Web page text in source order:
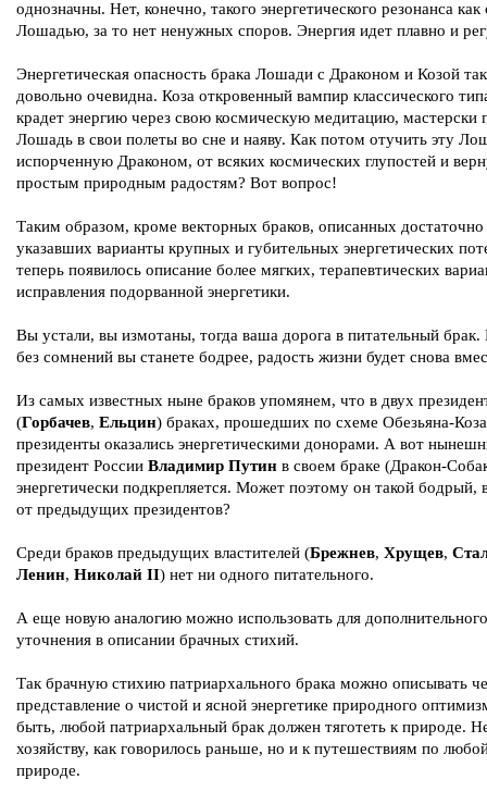
однозначны. Нет, конечно, такого энергетического резонанса как
Лошадью, за то нет ненужных споров. Энергия идет плавно и
Энергетическая опасность брака Лошади с Драконом и Козой
довольно очевидна. Коза откровенный вампир классического
крадет энергию через свою космическую медитацию, мастерски
Лошадь в свои полеты во сне и наяву. Как потом отучить эту
испорченную Драконом, от всяких космических глупостей и
простым природным радостям? Вот вопрос!
Таким образом, кроме векторных браков, описанных достаточно
указавших варианты крупных и губительных энергетических
теперь появилось описание более мягких, терапевтических
исправления подорванной энергетики.
Вы устали, вы измотаны, тогда ваша дорога в питательный брак.
без сомнений вы станете бодрее, радость жизни будет снова
Из самых известных ныне браков упомянем, что в двух
(Горбачев, Ельцин) браках, прошедших по схеме Обезьяна-
президенты оказались энергетическими донорами. А вот
президент России Владимир Путин в своем браке (Дракон-
энергетически подкрепляется. Может поэтому он такой бодрый,
от предыдущих президентов?
Среди браков предыдущих властителей (Брежнев, Хрущев,
Ленин, Николай II) нет ни одного питательного.
А еще новую аналогию можно использовать для дополнительного
уточнения в описании брачных стихий.
Так брачную стихию патриархального брака можно описывать
представление о чистой и ясной энергетике природного
быть, любой патриархальный брак должен тяготеть к природе.
хозяйству, как говорилось раньше, но и к путешествиям по
природе.